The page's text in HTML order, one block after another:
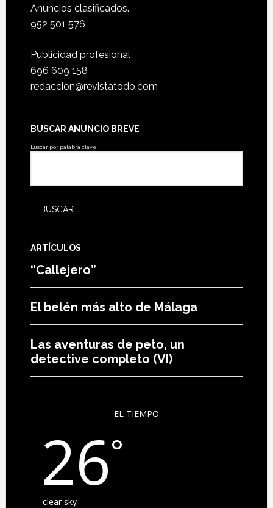
Anuncios clasificados.
952 501 576
Publicidad profesional
696 609 158
redaccion@revistatodo.com
BUSCAR ANUNCIO BREVE
Buscar por palabra clave
ARTÍCULOS
“Callejero”
El belén más alto de Málaga
Las aventuras de peto, un
detective completo (VI)
EL TIEMPO
26°
clear sky